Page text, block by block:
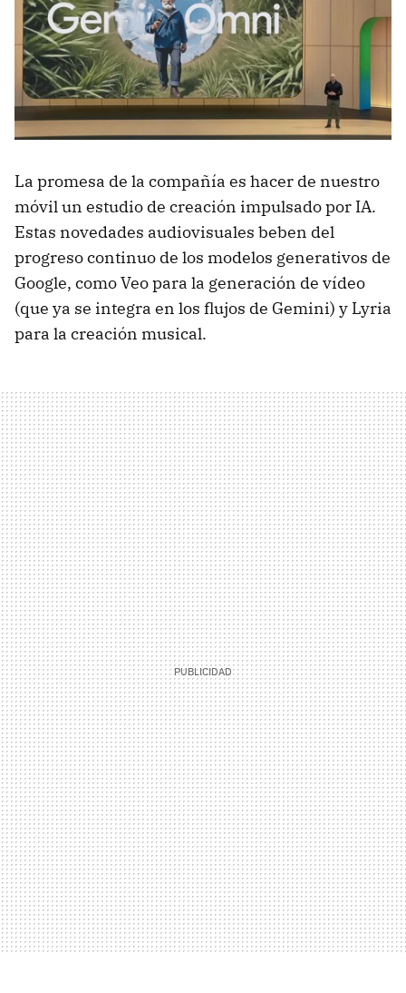
La promesa de la compañía es hacer de nuestro
móvil un estudio de creación impulsado por IA.
Estas novedades audiovisuales beben del
progreso continuo de los modelos generativos de
Google, como Veo para la generación de vídeo
(que ya se integra en los flujos de Gemini) y Lyria
para la creación musical.